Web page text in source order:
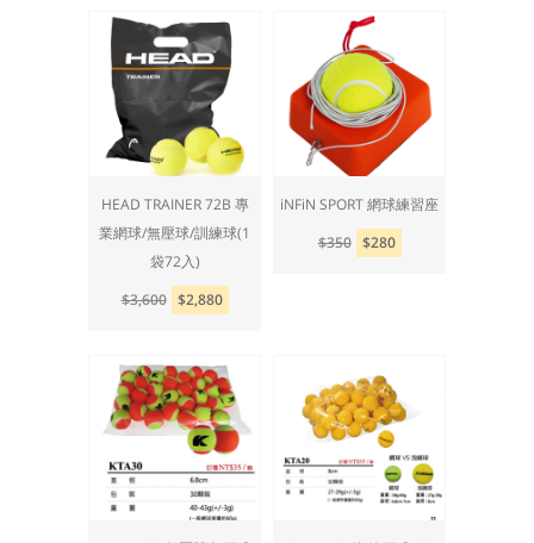
HEAD TRAINER 72B 專
業網球/無壓球/訓練球(1
袋72入)
$3,600 $2,880
iNFiN SPORT 網球練習座
$350 $280